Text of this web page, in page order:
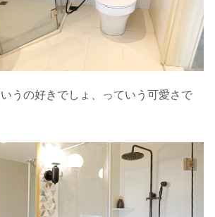
うの好きでしょ、っていう可愛さで